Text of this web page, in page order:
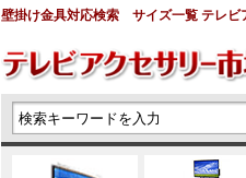
壁掛け金具対応検索 サイズ一覧 テレビ